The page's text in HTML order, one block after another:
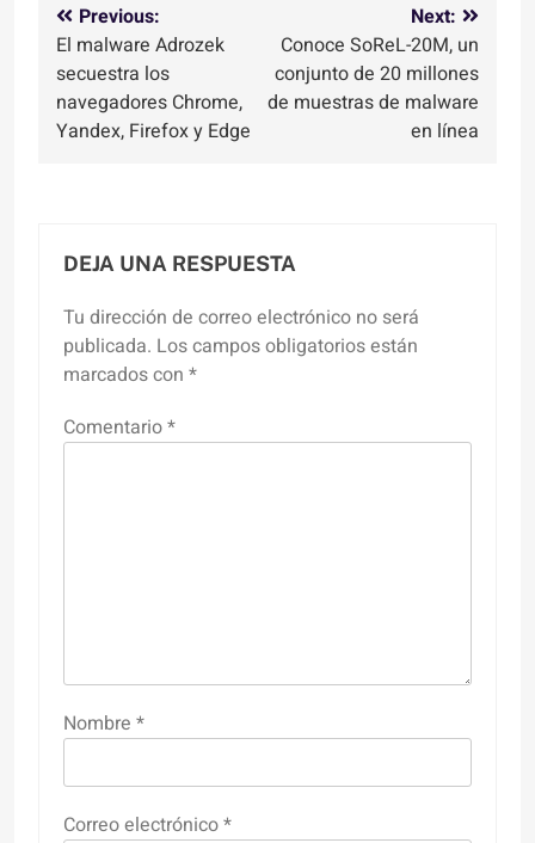
Navegación
de
entradas
Previous:
El malware Adrozek
secuestra los
navegadores Chrome,
Yandex, Firefox y Edge
Next:
Conoce SoReL-20M, un
conjunto de 20 millones
de muestras de malware
en línea
DEJA UNA RESPUESTA
Tu dirección de correo electrónico no será
publicada. Los campos obligatorios están
marcados con *
Comentario*
Nombre *
Correo electrónico*